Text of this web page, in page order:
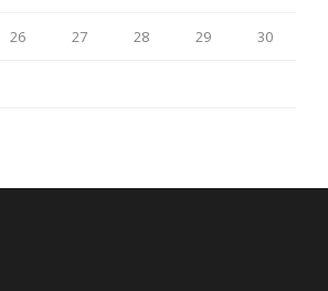
26 27 28 29 30